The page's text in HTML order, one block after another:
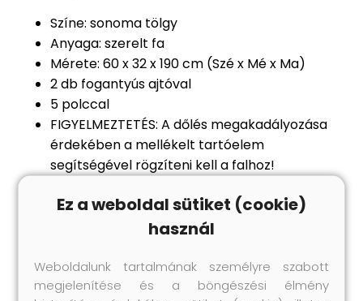
Színe: sonoma tölgy
Anyaga: szerelt fa
Mérete: 60 x 32 x 190 cm (Szé x Mé x Ma)
2 db fogantyús ajtóval
5 polccal
FIGYELMEZTETÉS: A dőlés megakadályozása
érdekében a mellékelt tartóelem
segítségével rögzíteni kell a falhoz!
dugó(k) nem alaptartozékok. Keressen és
használjon a falának megfelelő csavar(oka)t
szakember tanácsát. Gondosan olvassa el és
kövesse a használati utasítás minden lépését.
Ez a weboldal sütiket (cookie)
használ
Weboldalunk tartalmának személyre szabott
megjelenítése és a böngészési élmény